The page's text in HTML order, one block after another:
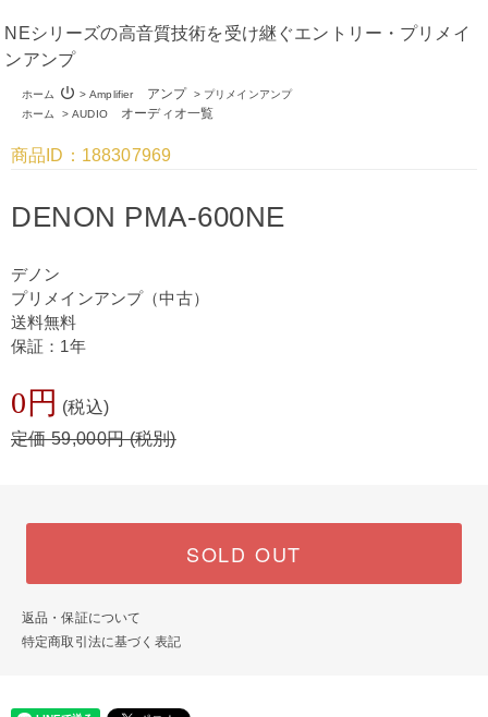
NEシリーズの高音質技術を受け継ぐエントリー・プリメイ
ンアンプ
ホーム >
power_settings_new Amplifierアンプ > プリメインアンプ
ホーム
>AUDIOオーディオ一覧
商品ID：188307969
DENON PMA-600NE
デノン
プリメインアンプ（中古）
送料無料
保証：1年
0円 (税込)
定価 59,000円 (税別)
SOLD OUT
返品・保証について
特定商取引法に基づく表記